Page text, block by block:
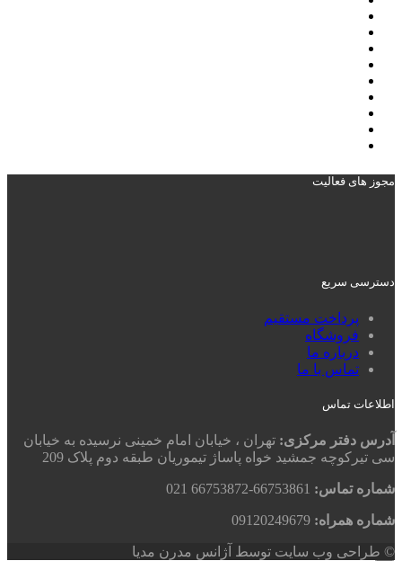
مجوز های فعالیت
دسترسی سریع
پرداخت مستقیم
فروشگاه
درباره ما
تماس با ما
اطلاعات تماس
آدرس دفتر مرکزی: تهران ، خیابان امام خمینی نرسیده به خیابان
سی تیرکوچه جمشید خواه پاساژ تیموریان طبقه دوم پلاک 209
شماره تماس:
شماره همراه:
© طراحی وب سایت توسط آژانس مدرن مدیا